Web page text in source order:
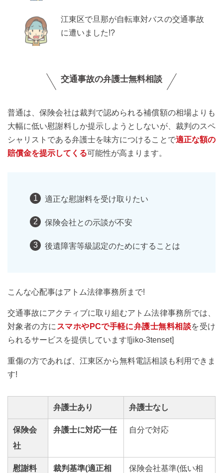
江東区で旦那が自転車対バスの交通事故
に遭いました!?
交通事故の弁護士無料相談
普通は、保険会社は裁判で認められる補償額の相場よりも
大幅に低い慰謝料しか提示しようとしないが、裁判のスペ
シャリストである弁護士を味方につけることで適正な額の
賠償金を提示してくる可能性が高まります。
適正な慰謝料を受け取りたい
保険会社との示談が不安
後遺障害等級認定のためにすることは
こんな心配事はアトム法律事務所まで!
交通事故にアクティブに取り組むアトム法律事務所では、
対象者の方に スマホやPCで手軽に弁護士無料相談を受け
られるサービスを提供しています![jiko-3tenset]
重傷の方であれば、江東区から無料電話相談も利用できま
す!
弁護士あり 弁護士なし
保険会
社
弁護士に対応一任 自分で対応
慰謝料
裁判基準(適正相
保険会社基準(低い相